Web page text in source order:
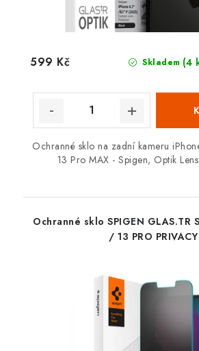
Skladem (4
599 Kč
Ochranné sklo na zadní kameru
13 Pro MAX - Spigen, Optik
Ochranné sklo SPIGEN GLAS.TR
/ 13 PRO PRIVACY